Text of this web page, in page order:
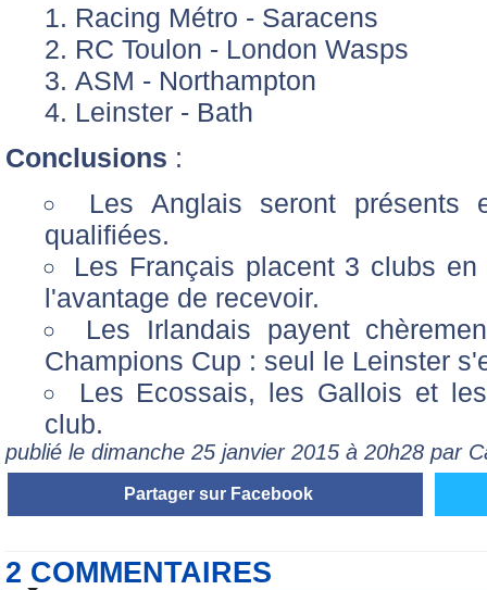
Racing Métro - Saracens
RC Toulon - London Wasps
ASM - Northampton
Leinster - Bath
Conclusions :
Les Anglais seront présents
qualifiées.
Les Français placent 3 clubs
l'avantage de recevoir.
Les Irlandais payent
Champions Cup : seul le Leinster
Les Ecossais, les Gallois et
club.
publié le dimanche 25 janvier 2015 à 20h28 par
Partager sur Facebook
2 COMMENTAIRES